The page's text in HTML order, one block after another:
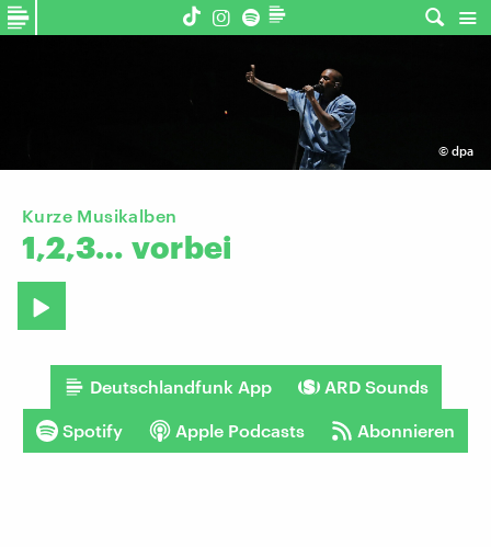
© dpa
Kurze Musikalben
1,2,3… vorbei
Deutschlandfunk App ARD Sounds
Spotify Apple Podcasts Abonnieren